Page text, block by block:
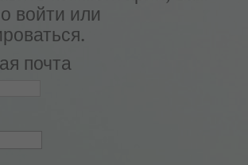
войти или
почта